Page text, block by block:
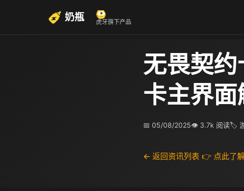
奶瓶 虎牙旗下产品
无畏契
卡主界
📅 05/08/2025👁 3.7k 阅读🏷
← 返回资讯列表 👉 点此了